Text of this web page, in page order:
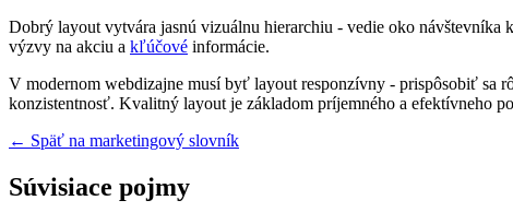
Dobrý layout vytvára jasnú vizuálnu hierarchiu - vedie oko
výzvy na akciu a kľúčové informácie.
V modernom webdizajne musí byť layout responzívny - prispôsobiť sa
konzistentnosť. Kvalitný layout je základom príjemného a efektívneho
← Späť na marketingový slovník
Súvisiace pojmy